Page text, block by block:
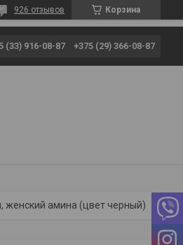
Корзина
926 отзывов
(33) 916-08-87 +375 (29) 366-08-87
женский амина (цвет черный)